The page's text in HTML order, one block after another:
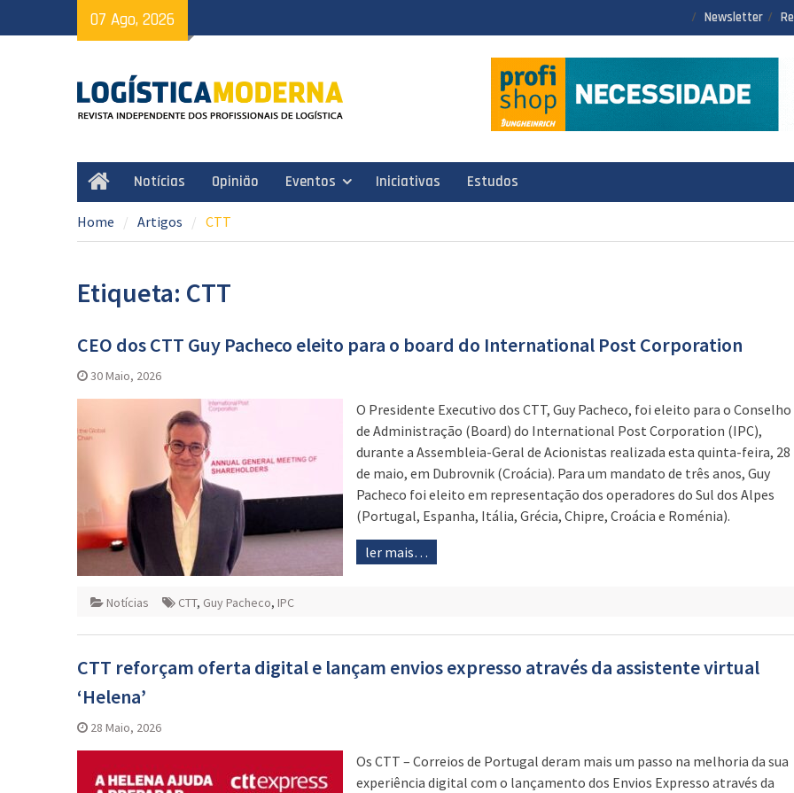
to
07 Ago, 2026 Newsletter
HomeNotícias Opinião Eventos Iniciativas Estudos
Home Artigos CTT
Etiqueta: CTT
CEO dos CTT Guy Pacheco eleito para o board do International Post Corporation
30 Maio, 2026
O Presidente Executivo dos CTT, Guy Pacheco, foi eleito para o Conselho
de Administração (Board) do International Post Corporation (IPC),
durante a Assembleia-Geral de Acionistas realizada esta quinta-feira, 28
de maio, em Dubrovnik (Croácia). Para um mandato de três anos, Guy
Pacheco foi eleito em representação dos operadores do Sul dos Alpes
(Portugal, Espanha, Itália, Grécia, Chipre, Croácia e Roménia).
ler mais…
Notícias CTT, Guy Pacheco, IPC
CTT reforçam oferta digital e lançam envios expresso através da assistente virtual
‘Helena’
28 Maio, 2026
Os CTT – Correios de Portugal deram mais um passo na melhoria da sua
experiência digital com o lançamento dos Envios Expresso através da